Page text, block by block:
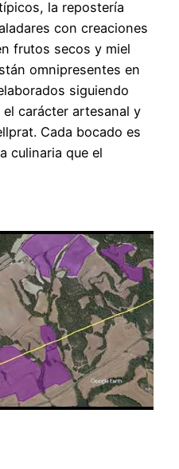
la repostería
con creaciones
frutos secos y miel
omnipresentes en
siguiendo
carácter artesanal y
Cada bocado es
culinaria que el